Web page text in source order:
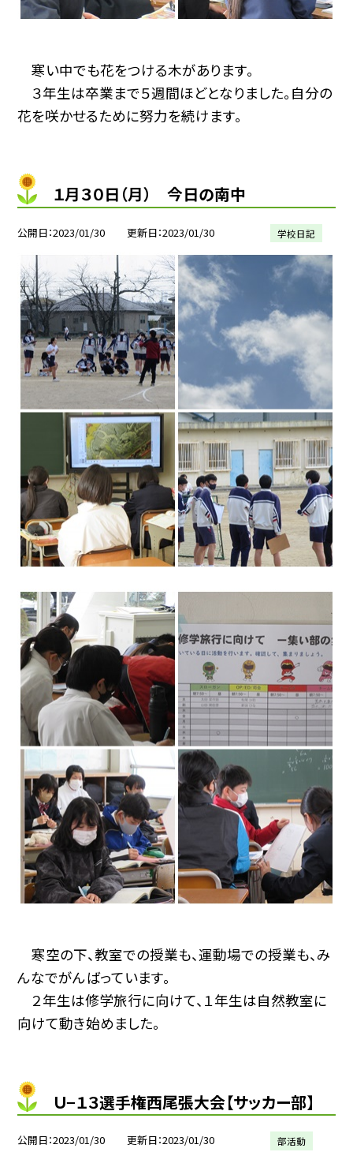
寒い中でも花をつける木があります。
３年生は卒業まで５週間ほどとなりました。自分の
花を咲かせるために努力を続けます。
１月３０日（月） 今日の南中
公開日 2023/01/30 更新日 2023/01/30 学校日記
寒空の下、教室での授業も、運動場での授業も、み
んなでがんばっています。
２年生は修学旅行に向けて、１年生は自然教室に
向けて動き始めました。
Ｕ−１３選手権西尾張大会【サッカー部】
公開日 2023/01/30 更新日 2023/01/30 部活動